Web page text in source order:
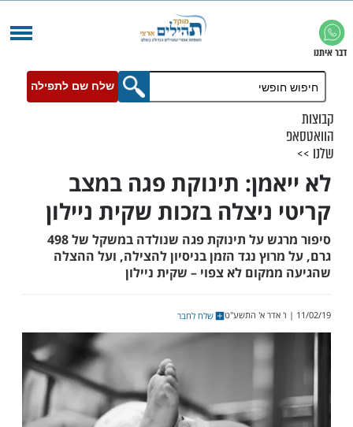
שלח שם לתפילה
תינוקת פגה במצב
ניצלה בזכות שקית ניילון
נגד הזמן בניסיון להצילה, ועל ההצלה
לא צפוי – שקית ניילון